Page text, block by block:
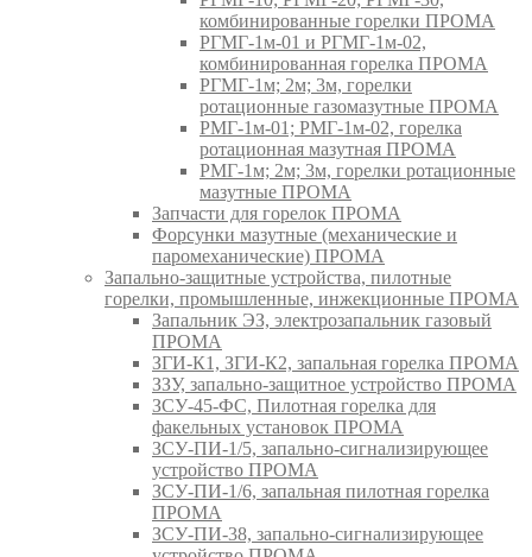
комбинированные горелки ПРОМА
РГМГ-1м-01 и РГМГ-1м-02,
комбинированная горелка ПРОМА
РГМГ-1м; 2м; 3м, горелки
ротационные газомазутные ПРОМА
РМГ-1м-01; РМГ-1м-02, горелка
ротационная мазутная ПРОМА
РМГ-1м; 2м; 3м, горелки ротационные
мазутные ПРОМА
Запчасти для горелок ПРОМА
Форсунки мазутные (механические и
паромеханические) ПРОМА
Запально-защитные устройства, пилотные
горелки, промышленные, инжекционные ПРОМА
Запальник ЭЗ, электрозапальник газовый
ПРОМА
ЗГИ-К1, ЗГИ-К2, запальная горелка ПРОМА
ЗЗУ, запально-защитное устройство ПРОМА
ЗСУ-45-ФС, Пилотная горелка для
факельных установок ПРОМА
ЗСУ-ПИ-1/5, запально-сигнализирующее
устройство ПРОМА
ЗСУ-ПИ-1/6, запальная пилотная горелка
ПРОМА
ЗСУ-ПИ-38, запально-сигнализирующее